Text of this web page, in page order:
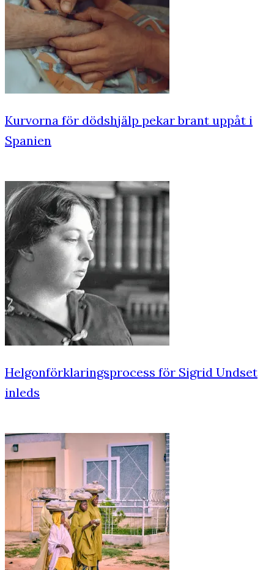
Kurvorna för dödshjälp pekar brant uppåt i
Spanien
Helgonförklaringsprocess för Sigrid Undset
inleds